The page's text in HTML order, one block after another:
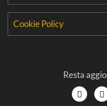
Cookie Policy
Resta